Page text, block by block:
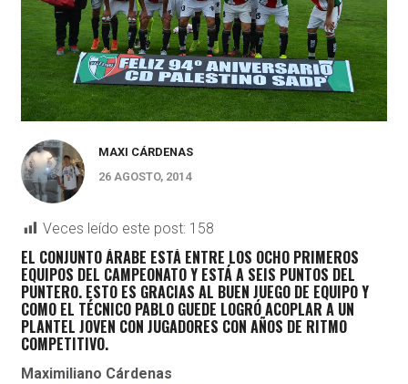
MAXI CÁRDENAS
26 AGOSTO, 2014
Veces leído este post: 158
EL CONJUNTO ÁRABE ESTÁ ENTRE LOS OCHO PRIMEROS
EQUIPOS DEL CAMPEONATO Y ESTÁ A SEIS PUNTOS DEL
PUNTERO. ESTO ES GRACIAS AL BUEN JUEGO DE EQUIPO Y
COMO EL TÉCNICO PABLO GUEDE LOGRÓ ACOPLAR A UN
PLANTEL JOVEN CON JUGADORES CON AÑOS DE RITMO
COMPETITIVO.
Maximiliano Cárdenas